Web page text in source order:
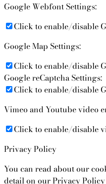
Google Webfont Settings:
Click to enable/disable
Google Map Settings:
Click to enable/disable
Google reCaptcha Settings:
Click to enable/disable
Vimeo and Youtube video
Click to enable/disable
Privacy Policy
You can read about our
detail on our Privacy Policy